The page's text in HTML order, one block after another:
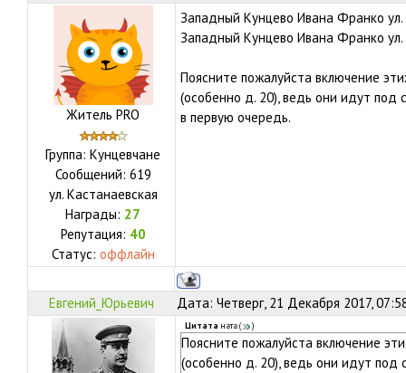
Житель PRO
Группа: Кунцевчане
Сообщений: 619
ул. Кастанаевская
Награды: 27
Репутация: 40
Статус: оффлайн
Западный Кунцево Ивана Франко
Западный Кунцево Ивана Франко
Поясните пожалуйста включение
(особенно д. 20), ведь они идут под
в первую очередь.
Евгений_Юрьевич Дата: Четверг, 21 Декабря 2017,
Цитата ната( )
Поясните пожалуйста включение
(особенно д. 20), ведь они идут под